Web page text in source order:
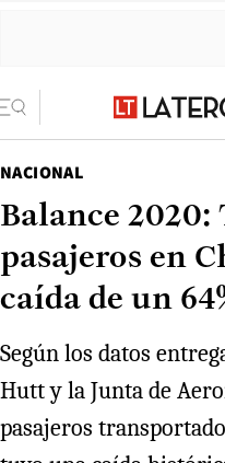
NACIONAL
Balance 2020:
pasajeros en
caída de un
Según los datos
Hutt y la Junta de
pasajeros